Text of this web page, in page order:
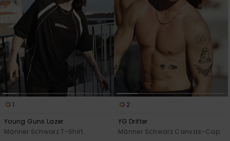
1
Young Guns Lazer
Männer Schwarz T-Shirt
2
YG Drifter
Männer Schwarz Canvas-Cap